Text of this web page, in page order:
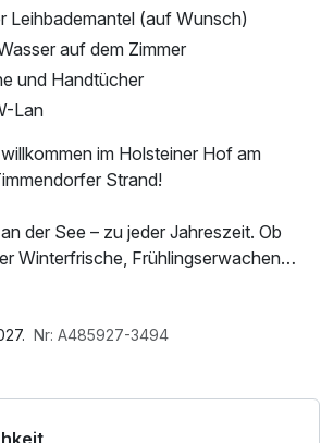
Leihbademantel (auf Wunsch)
auf dem Zimmer
und Handtücher
Lan
im Holsteiner Hof am
Strand!
der See – zu jeder Jahreszeit. Ob
Winterfrische, Frühlingserwachen
genießen Sie sieben erholsame
LAN Nutzung / Internetnutzung
Nr: A485927-3494